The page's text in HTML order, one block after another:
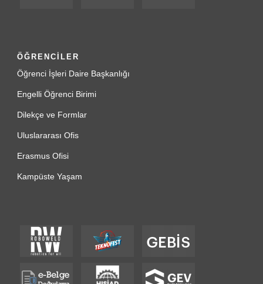
ÖĞRENCİLER
Öğrenci İşleri Daire Başkanlığı
Engelli Öğrenci Birimi
Dilekçe ve Formlar
Uluslararası Ofis
Erasmus Ofisi
Kampüste Yaşam